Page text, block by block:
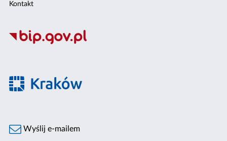
Kontakt
Wyślij e-mailem